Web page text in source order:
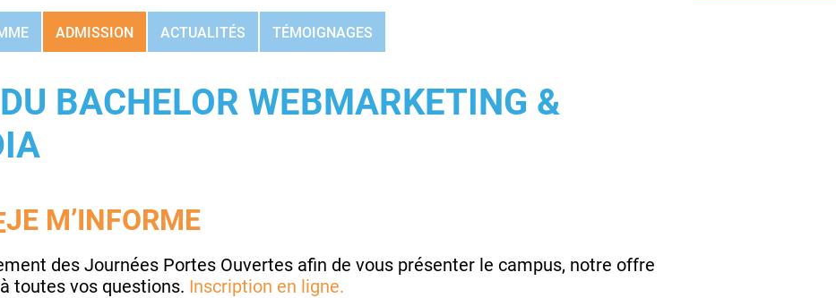
ADMISSION ACTUALITÉS TÉMOIGNAGES
BACHELOR WEBMARKETING &
JE M’INFORME
des Journées Portes Ouvertes afin de vous présenter le campus, notre offre
toutes vos questions. Inscription en ligne.